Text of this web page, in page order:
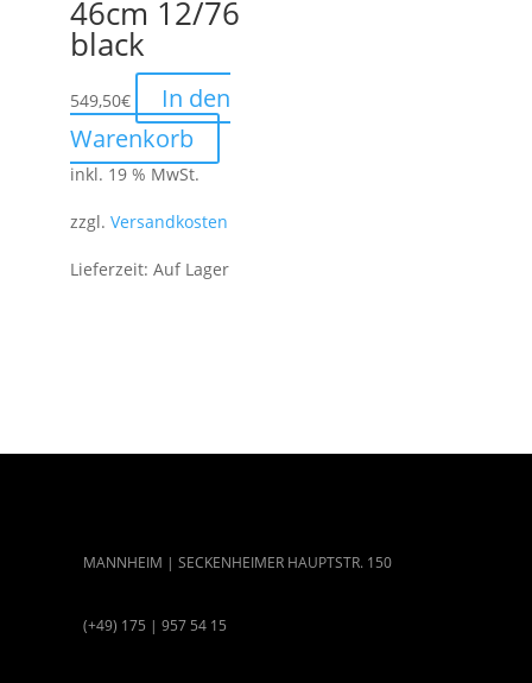
46cm 12/76
black
549,50€
In den
Warenkorb
inkl. 19 % MwSt.
zzgl. Versandkosten
Lieferzeit: Auf Lager
MANNHEIM | SECKENHEIMER HAUPTSTR. 150
(+49) 175 | 957 54 15